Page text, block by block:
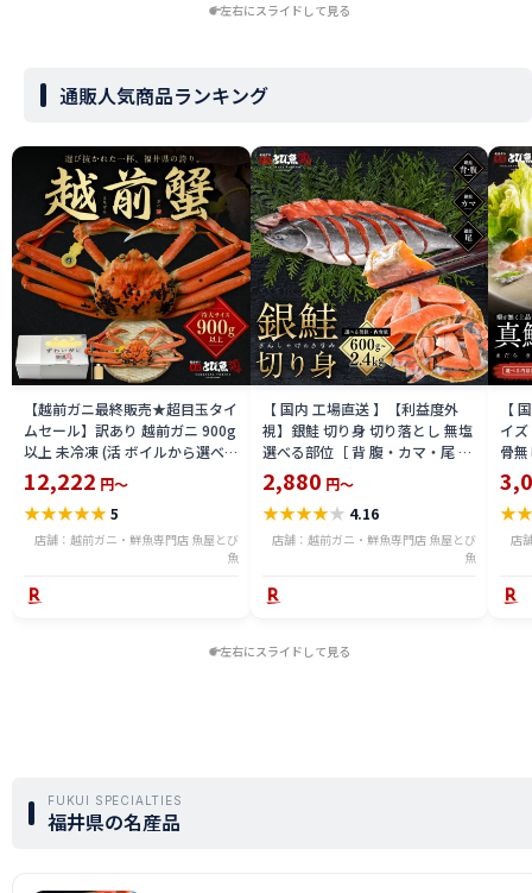
左右にスライドして見る
通販人気商品ランキング
【越前ガニ最終販売★超目玉タイ
ムセール】訳あり 越前ガニ 900g
以上 未冷凍 (活 ボイルから選べ
る) 福井県産 国産 産地直送 脚折
れ 訳ありカニ 越前がに ズワイガ
ニ 越前 かに 送料無料 etz-900w
12,222 円～
★★★★★5
店舗：越前ガニ・鮮魚専門店 魚屋とび
魚
【 国内 工場直送 】【利益度外
視】銀鮭 切り身 切り落とし 無塩
選べる部位［ 背 腹・カマ・尾 ］
600g〜2.4kg 骨取り・骨無し 骨
あり 切り落とし 骨取り・骨無し
切身 ses2301-12ka
2,880 円～
★★★★★ 4.16
店舗：越前ガニ・鮮魚専門店 魚屋とび
魚
【
イ
骨
(真
ライ
★
店
左右にスライドして見る
FUKUI SPECIALTIES
福井県の名産品